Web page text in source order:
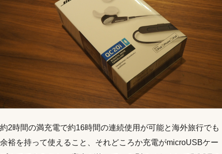
約2時間の満充電で約16時間の連続使用が可能と海外旅行でも
余裕を持って使えること、それどころか充電がmicroUSBケー